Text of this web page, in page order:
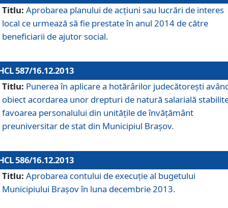
Titlu: Aprobarea planului de acţiuni sau lucrări de interes
local ce urmează să fie prestate în anul 2014 de către
beneficiarii de ajutor social.
587/16.12.2013
Titlu: Punerea în aplicare a hotărârilor judecătoreşti
obiect acordarea unor drepturi de natură salarială
favoarea personalului din unităţile de învăţământ
preuniversitar de stat din Municipiul Braşov.
586/16.12.2013
Titlu: Aprobarea contului de execuţie al bugetului
Municipiului Braşov în luna decembrie 2013.